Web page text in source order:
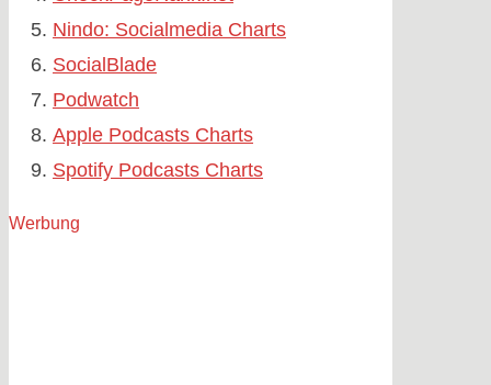
Nindo: Socialmedia Charts
SocialBlade
Podwatch
Apple Podcasts Charts
Spotify Podcasts Charts
Werbung